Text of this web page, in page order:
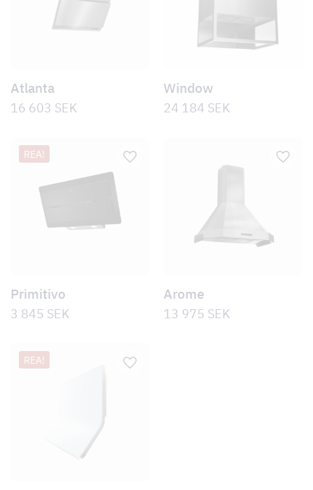
Atlanta
16 603 SEK
Window
24 184 SEK
REA!
Primitivo
3 845 SEK
Arome
13 975 SEK
REA!